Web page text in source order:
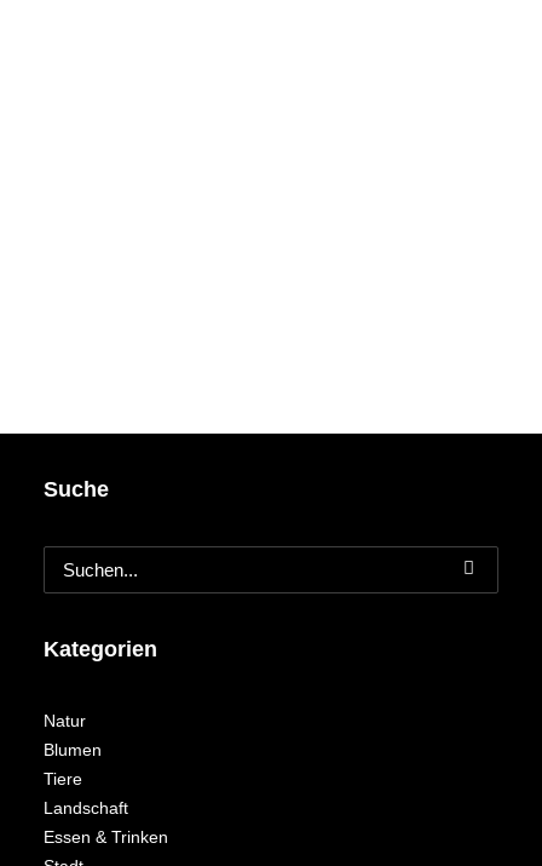
Suche
Kategorien
Natur
Blumen
Tiere
Landschaft
Essen & Trinken